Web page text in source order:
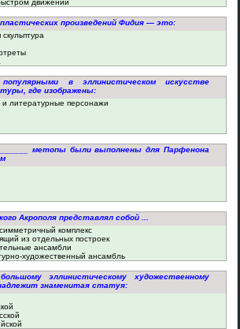
движении
произведений Фидия — это:
в эллинистическом искусстве
где изображены:
литературные персонажи
метопы были выполнены для Парфенона
Акрополя представлял собой ...
комплекс
из отдельных построек
ансамбли
художественный ансамбль
эллинистическому художественному
знаменитая статуя: